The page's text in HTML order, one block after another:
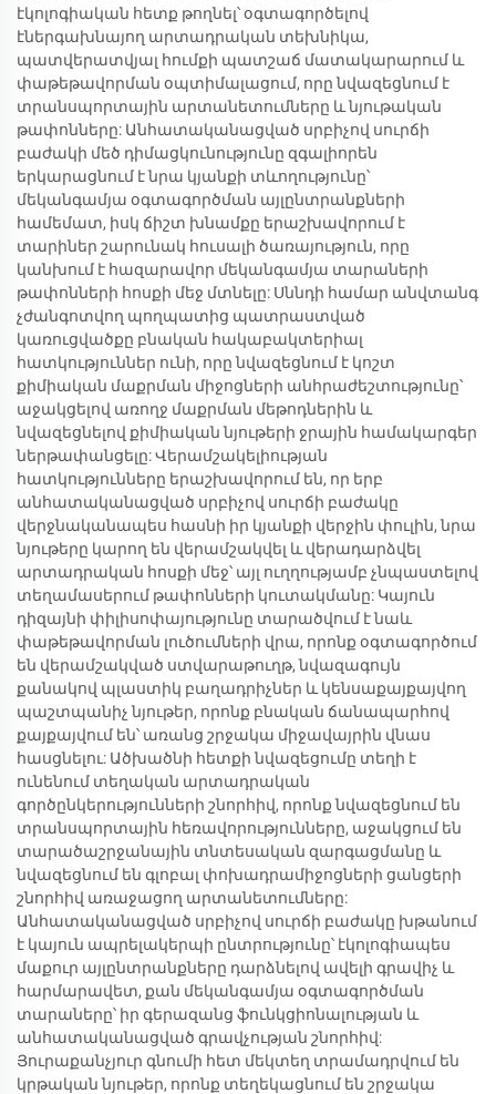
էկոլոգիական հետք թողնել՝ օգտագործելով
էներգախնայող արտադրական տեխնիկա,
պատվերատվյալ հումքի պատշաճ մատակարարում և
փաթեթավորման օպտիմալացում, որը նվազեցնում է
տրանսպորտային արտանետումները և նյութական
թափոնները: Անհատականացված սրբիչով սուրճի
բաժակի մեծ դիմացկունությունը զգալիորեն
երկարացնում է նրա կյանքի տևողությունը՝
մեկանգամյա օգտագործման այլընտրանքների
համեմատ, իսկ ճիշտ խնամքը երաշխավորում է
տարիներ շարունակ հուսալի ծառայություն, որը
կանխում է հազարավոր մեկանգամյա տարաների
թափոնների հոսքի մեջ մտնելը: Սննդի համար անվտանգ
չժանգոտվող պողպատից պատրաստված
կառուցվածքը բնական հակաբակտերիալ
հատկություններ ունի, որը նվազեցնում է կոշտ
քիմիական մաքրման միջոցների անհրաժեշտությունը՝
աջակցելով առողջ մաքրման մեթոդներին և
նվազեցնելով քիմիական նյութերի ջրային համակարգեր
ներթափանցելը: Վերամշակելիության
հատկությունները երաշխավորում են, որ երբ
անհատականացված սրբիչով սուրճի բաժակը
վերջնականապես հասնի իր կյանքի վերջին փուլին, նրա
նյութերը կարող են վերամշակվել և վերադարձվել
արտադրական հոսքի մեջ՝ այլ ուղղությամբ չնպաստելով
տեղամասերում թափոնների կուտակմանը: Կայուն
դիզայնի փիլիսոփայությունը տարածվում է նաև
փաթեթավորման լուծումների վրա, որոնք օգտագործում
են վերամշակված ստվարաթուղթ, նվազագույն
քանակով պլաստիկ բաղադրիչներ և կենսաքայքայվող
պաշտպանիչ նյութեր, որոնք բնական ճանապարհով
քայքայվում են՝ առանց շրջակա միջավայրին վնաս
հասցնելու: Ածխածնի հետքի նվազեցումը տեղի է
ունենում տեղական արտադրական
գործընկերությունների շնորհիվ, որոնք նվազեցնում են
տրանսպորտային հեռավորությունները, աջակցում են
տարածաշրջանային տնտեսական զարգացմանը և
նվազեցնում են գլոբալ փոխադրամիջոցների ցանցերի
շնորհիվ առաջացող արտանետումները:
Անհատականացված սրբիչով սուրճի բաժակը խթանում
է կայուն ապրելակերպի ընտրությունը՝ էկոլոգիապես
մաքուր այլընտրանքները դարձնելով ավելի գրավիչ և
հարմարավետ, քան մեկանգամյա օգտագործման
տարաները՝ իր գերազանց ֆունկցիոնալության և
անհատականացված գրավչության շնորհիվ:
Յուրաքանչյուր գնումի հետ մեկտեղ տրամադրվում են
կրթական նյութեր, որոնք տեղեկացնում են շրջակա